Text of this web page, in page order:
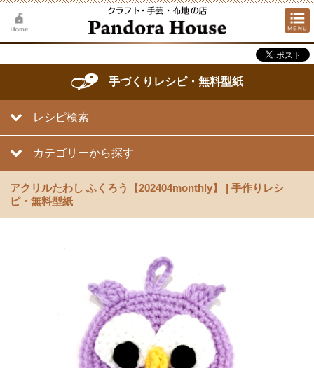
手づくりレシピ・無料型紙
レシピ検索
カテゴリーから探す
アクリルたわし ふくろう【202404monthly】 | 手作りレシ
ピ・無料型紙